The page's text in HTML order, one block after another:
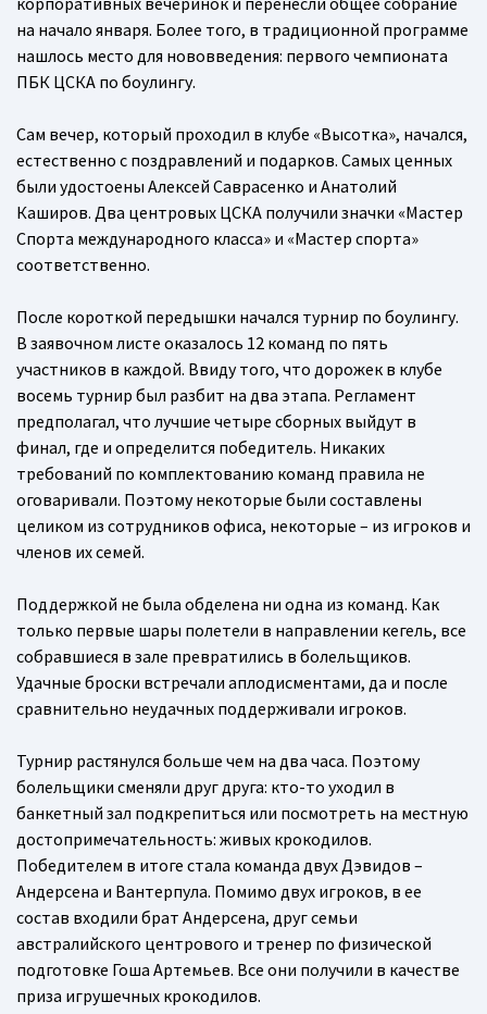
на начало января. Более того, в традиционной программе
нашлось место для нововведения: первого чемпионата
ПБК ЦСКА по боулингу.
Сам вечер, который проходил в клубе «Высотка», начался,
естественно с поздравлений и подарков. Самых ценных
были удостоены Алексей Саврасенко и Анатолий
Каширов. Два центровых ЦСКА получили значки «Мастер
Спорта международного класса» и «Мастер спорта»
соответственно.
После короткой передышки начался турнир по боулингу.
В заявочном листе оказалось 12 команд по пять
участников в каждой. Ввиду того, что дорожек в клубе
восемь турнир был разбит на два этапа. Регламент
предполагал, что лучшие четыре сборных выйдут в
финал, где и определится победитель. Никаких
требований по комплектованию команд правила не
оговаривали. Поэтому некоторые были составлены
целиком из сотрудников офиса, некоторые – из игроков и
членов их семей.
Поддержкой не была обделена ни одна из команд. Как
только первые шары полетели в направлении кегель, все
собравшиеся в зале превратились в болельщиков.
Удачные броски встречали аплодисментами, да и после
сравнительно неудачных поддерживали игроков.
Турнир растянулся больше чем на два часа. Поэтому
болельщики сменяли друг друга: кто-то уходил в
банкетный зал подкрепиться или посмотреть на местную
достопримечательность: живых крокодилов.
Победителем в итоге стала команда двух Дэвидов –
Андерсена и Вантерпула. Помимо двух игроков, в ее
состав входили брат Андерсена, друг семьи
австралийского центрового и тренер по физической
подготовке Гоша Артемьев. Все они получили в качестве
приза игрушечных крокодилов.